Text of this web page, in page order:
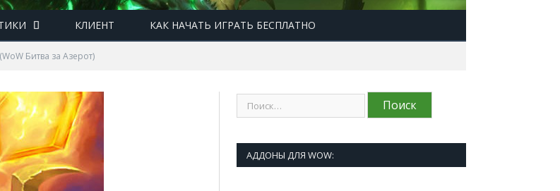
КЛИЕНТ КАК НАЧАТЬ ИГРАТЬ БЕСПЛАТНО
Битва за Азерот)
АДДОНЫ ДЛЯ WOW: